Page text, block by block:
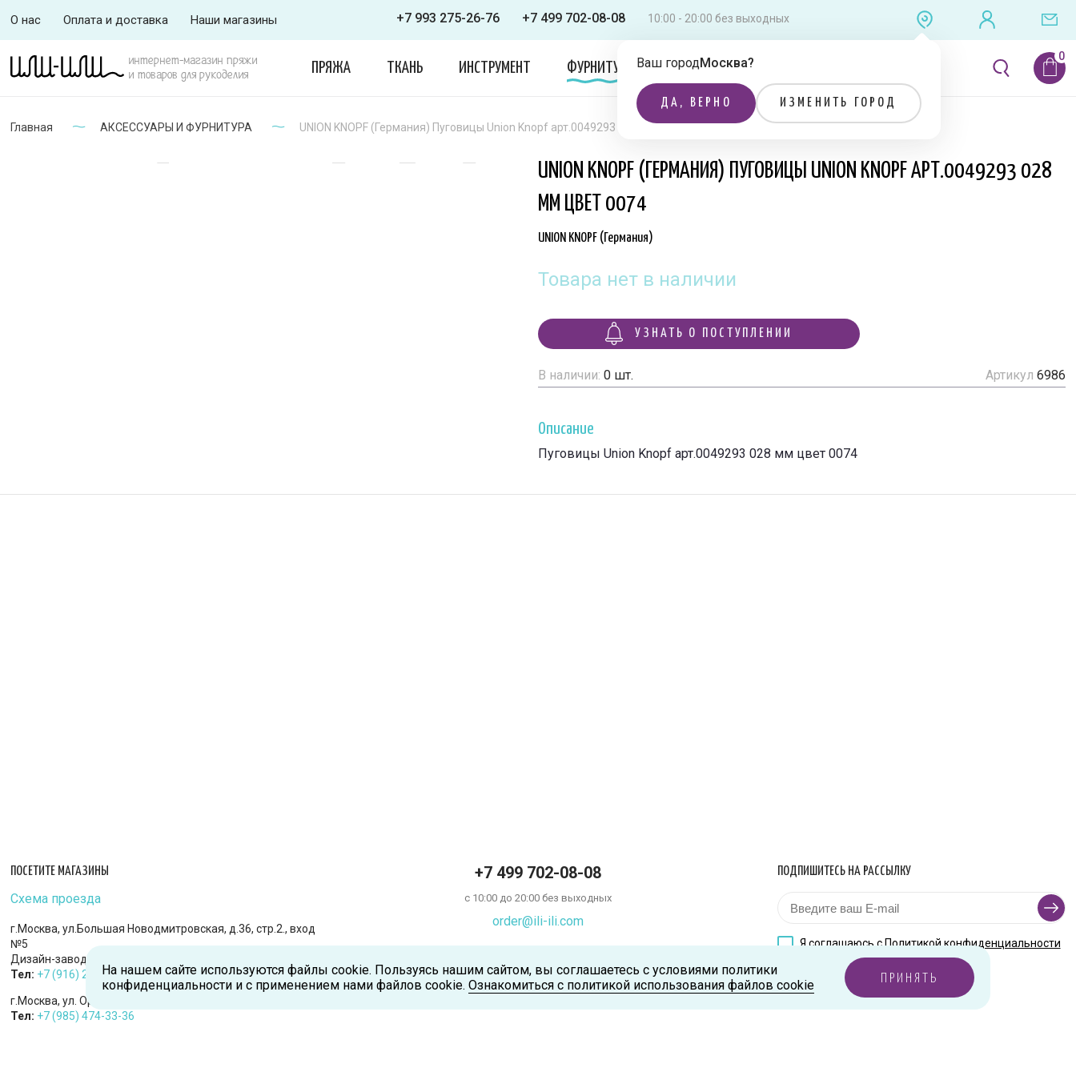
О нас Оплата и доставка Наши магазины +7 993 275-26-76 +7 499 702-08-08 10:00 - 20:00 без выходных
Ваш городМосква?
ДА, ВЕРНО ИЗМЕНИТЬ ГОРОД
интернет-магазин пряжи
и товаров для рукоделия
ПРЯЖА ТКАНЬ ИНСТРУМЕНТ ФУРНИТУРА ОДЕЖДА ЛИТЕРАТУРА
Главная АКСЕССУАРЫ И ФУРНИТУРА UNION KNOPF (Германия) Пуговицы Union Knopf арт.0049293 028 мм цвет 0074
UNION KNOPF (ГЕРМАНИЯ) ПУГОВИЦЫ UNION KNOPF АРТ.0049293 028
ММ ЦВЕТ 0074
UNION KNOPF (Германия)
Товара нет в наличии
УЗНАТЬ О ПОСТУПЛЕНИИ
В наличии: 0 шт. Артикул 6986
Описание
Пуговицы Union Knopf арт.0049293 028 мм цвет 0074
ПОСЕТИТЕ МАГАЗИНЫ
Схема проезда
г.Москва, ул.Большая Новодмитровская, д.36, стр.2., вход
№5
Дизайн-завод «FLACON»
Тел: +7 (916) 215-94-95
г.Москва, ул. Орджоникидзе, д.9, к.1
Тел: +7 (985) 474-33-36
+7 499 702-08-08
с 10:00 до 20:00 без выходных
order@ili-ili.com
ПОДПИШИТЕСЬ НА РАССЫЛКУ
Я соглашаюсь сПолитикой конфиденциальности
На нашем сайте используются файлы cookie. Пользуясь нашим сайтом, вы соглашаетесь с условиями политики
конфиденциальности и с применением нами файлов cookie. Ознакомиться с политикой использования файлов cookie ПРИНЯТЬ